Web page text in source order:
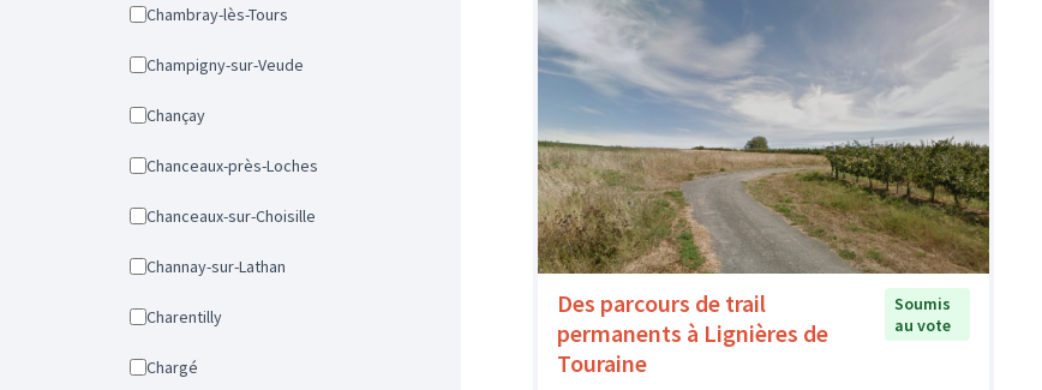
Chambray-lès-Tours
Champigny-sur-Veude
Chançay
Chanceaux-près-Loches
Chanceaux-sur-Choisille
Channay-sur-Lathan
Charentilly
Chargé
Des parcours de trail
permanents à Lignières de
Touraine
Soumis
au vote